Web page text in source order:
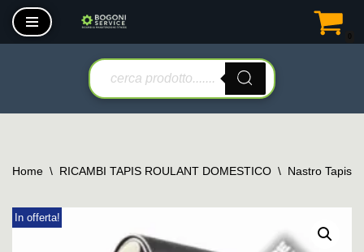
Vai
Home \ RICAMBI TAPIS ROULANT DOMESTICO \ Nastro Tapis
In offerta!